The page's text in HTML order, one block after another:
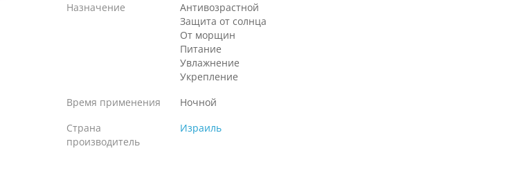
Назначение
Антивозрастной
Защита от солнца
От морщин
Питание
Увлажнение
Укрепление
Время применения
Ночной
Страна
производитель
Израиль